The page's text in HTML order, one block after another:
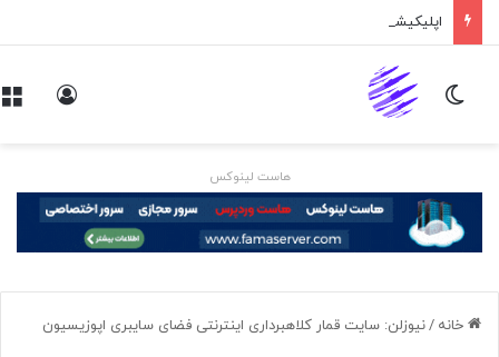
اپلیکیشن پیام‌رسان ایکس در راه است
تغییر پوسته
هاست لینوکس
خانه /نیوزلن: سایت قمار کلاهبرداری اینترنتی فضای سایبری اپوزیسیون